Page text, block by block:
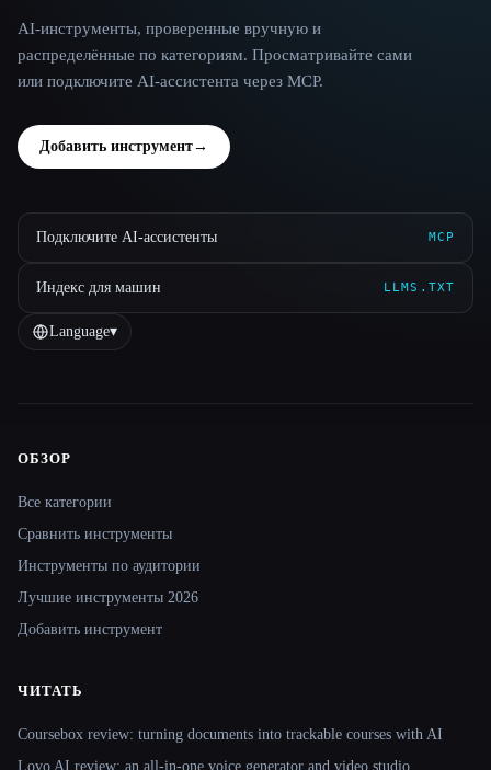
AI-инструменты, проверенные вручную и
распределённые по категориям. Просматривайте сами
или подключите AI-ассистента через MCP.
Добавить инструмент→
Подключите AI-ассистенты MCP
Индекс для машин LLMS.TXT
Language▾
Site navigation
ОБЗОР
Все категории
Сравнить инструменты
Инструменты по аудитории
Лучшие инструменты 2026
Добавить инструмент
ЧИТАТЬ
Coursebox review: turning documents into trackable courses with AI
Lovo AI review: an all-in-one voice generator and video studio